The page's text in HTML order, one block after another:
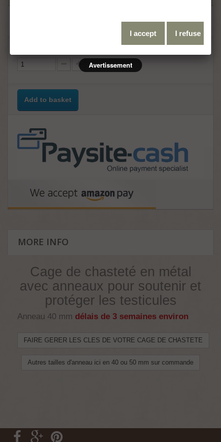
Add to basket
MORE INFO
Cage de chasteté en métal
avec anneaux pour soutenir et
protéger les testicules
Anneau 40 mm délais de 3 semaines environ
FAIRE GERER LES CLES DE VOTRE CAGE DE CHASTETE
Autres tailles d'anneau ici en 40 ou 50 mm sur commande
I accept I refuse
Avertissement